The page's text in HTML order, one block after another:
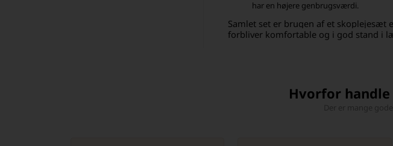
har en højere genbrugsværdi.
Samlet set er brugen af et skoplejesæt
forbliver komfortable og i god stand i
Hvorfor